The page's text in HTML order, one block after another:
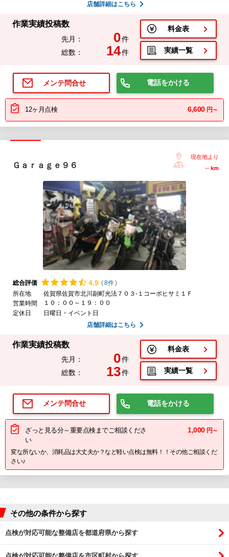
店舗詳細はこちら
作業実績投稿数
先月： 0件
総数：
14件
料金表
実績一覧
メンテ問合せ 電話をかける
12ヶ月点検 6,600 円～
Ｇａｒａｇｅ９６
現在地より
-- km
総合評価 4.9 (8件)
所在地
佐賀県佐賀市北川副町光法７０３-１コーポヒサミ１Ｆ
営業時間
１０：００～１９：００
定休日
日曜日・イベント日
店舗詳細はこちら
作業実績投稿数
先月： 0件
総数：
13件
料金表
実績一覧
メンテ問合せ 電話をかける
ざっと見る分～重要点検までご相談くださ
い
1,000 円～
変な所ないか、消耗品は大丈夫か？など軽い点検は無料！！その他ご相談くだ
さい♪
その他の条件から探す
点検が対応可能な整備店を都道府県から探す